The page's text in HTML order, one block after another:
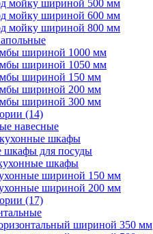
мойку шириной 500 мм
мойку шириной 600 мм
мойку шириной 800 мм
шириной 1000 мм
шириной 1050 мм
шириной 150 мм
шириной 200 мм
шириной 300 мм
(14)
навесные
шкафы
шкафы для посуды
шкафы
шириной 150 мм
шириной 200 мм
(17)
шириной 350 мм